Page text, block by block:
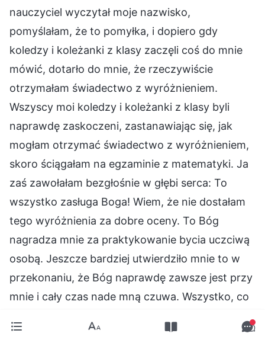
nauczyciel wyczytał moje nazwisko,
pomyślałam, że to pomyłka, i dopiero gdy
koledzy i koleżanki z klasy zaczęli coś do mnie
mówić, dotarło do mnie, że rzeczywiście
otrzymałam świadectwo z wyróżnieniem.
Wszyscy moi koledzy i koleżanki z klasy byli
naprawdę zaskoczeni, zastanawiając się, jak
mogłam otrzymać świadectwo z wyróżnieniem,
skoro ściągałam na egzaminie z matematyki. Ja
zaś zawołałam bezgłośnie w głębi serca: To
wszystko zasługa Boga! Wiem, że nie dostałam
tego wyróżnienia za dobre oceny. To Bóg
nagradza mnie za praktykowanie bycia uczciwą
osobą. Jeszcze bardziej utwierdziło mnie to w
przekonaniu, że Bóg naprawdę zawsze jest przy
mnie i cały czas nade mną czuwa. Wszystko, co
mnie jak najlepiej.